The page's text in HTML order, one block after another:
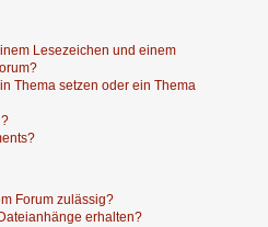
Lesezeichen und einem
Thema setzen oder ein Thema
Forum zulässig?
erhalten?